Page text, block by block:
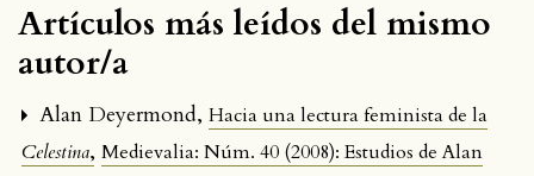
Artículos más leídos del mismo
autor/a
Alan Deyermond, Hacia una lectura feminista de la
Celestina, Medievalia: Núm. 40 (2008): Estudios de Alan